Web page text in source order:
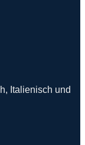
Italienisch und